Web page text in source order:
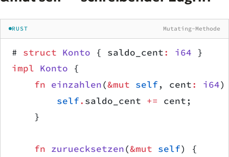
RUST Mutating-Methode
# struct Konto { saldo_cent: i64 }
impl Konto {
    fn
einzahlen(&mut self, cent: i64)
        self
. saldo_cent += cent;
    }
    fn
zuruecksetzen(&mut self) {